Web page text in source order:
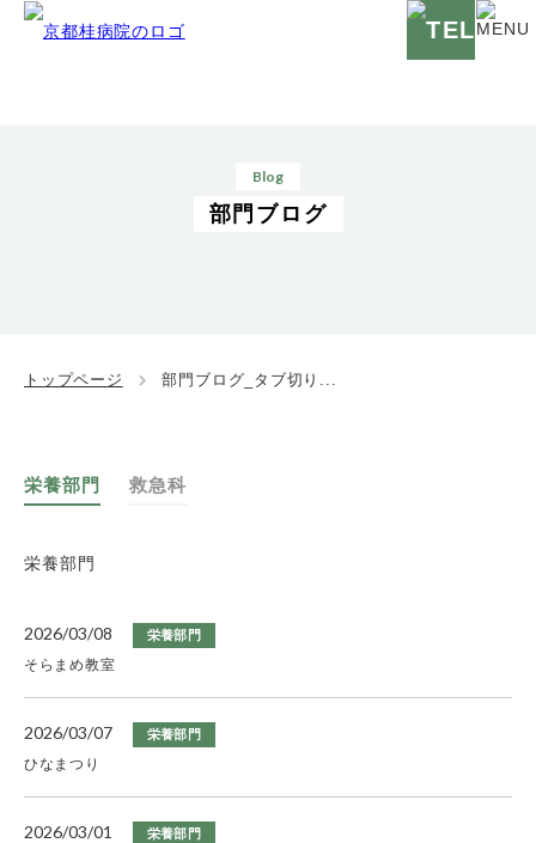
Blog
部門ブログ
トップページ 部門ブログ_タブ切り...
栄養部門 救急科
栄養部門
2026/03/08 栄養部門
そらまめ教室
2026/03/07 栄養部門
ひなまつり
2026/03/01 栄養部門